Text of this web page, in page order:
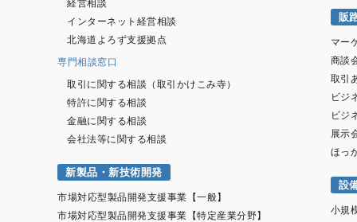
経営相談
インターネット経営相談
北海道よろず支援拠点
専門相談窓口
取引に関する相談（取引かけこみ寺）
特許に関する相談
金融に関する相談
会社法等に関する相談
新製品・新技術開発
市場対応型製品開発支援事業【一般】
市場対応型製品開発支援事業【特定産業分野】
販
マー
商談
取引
ビジ
ビジ
展示
ほっ
設
小規